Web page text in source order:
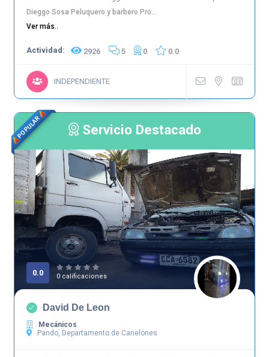
Dieggo Sosa Peluquero y barbero Pro...
Ver más..
Actividad: 2926 5 0 0.0
INDEPENDIENTE
POPULAR Servicio Destacado
0.0 0 calificaciones
David De Leon
Mecánicos
Pando, Departamento de Canelones